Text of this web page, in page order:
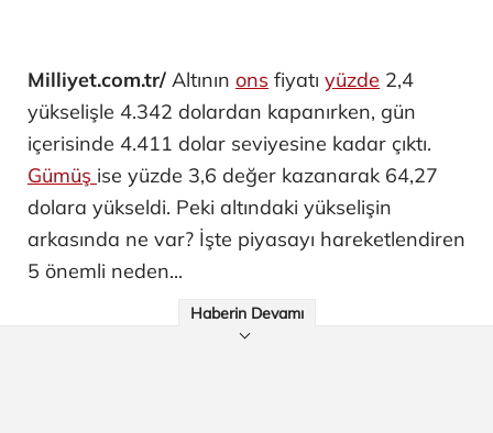
Milliyet.com.tr/ Altının ons fiyatı yüzde 2,4
yükselişle 4.342 dolardan kapanırken, gün
içerisinde 4.411 dolar seviyesine kadar çıktı.
Gümüş ise yüzde 3,6 değer kazanarak 64,27
dolara yükseldi. Peki altındaki yükselişin
arkasında ne var? İşte piyasayı hareketlendiren
5 önemli neden...
Haberin Devamı